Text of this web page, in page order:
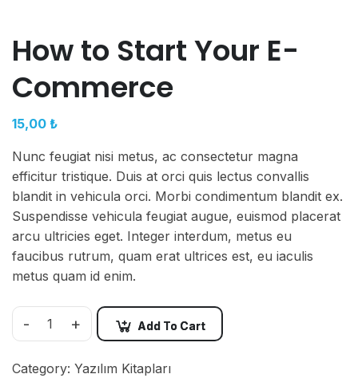
How to Start Your E-
Commerce
15,00 ₺
Nunc feugiat nisi metus, ac consectetur magna
efficitur tristique. Duis at orci quis lectus convallis
blandit in vehicula orci. Morbi condimentum blandit ex.
Suspendisse vehicula feugiat augue, euismod placerat
arcu ultricies eget. Integer interdum, metus eu
faucibus rutrum, quam erat ultrices est, eu iaculis
metus quam id enim.
- + Add To Cart
Category: Yazılım Kitapları